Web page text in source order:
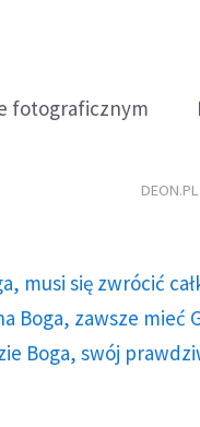
fotograficznym
musi się zwrócić
Boga, zawsze mieć
Boga, swój